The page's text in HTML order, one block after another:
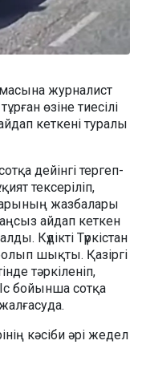
журналист
өзіне тиесілі
кеткені туралы
дейінгі тергеп-
тексеріліп,
жазбалары
айдап кеткен
Күдікті Түркістан
шықты. Қазіргі
тәркіленіп,
бойынша сотқа
кәсіби әрі жедел